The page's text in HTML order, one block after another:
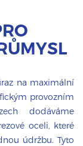
na maximální
provozním
dodáváme
oceli, které
údržbu. Tyto